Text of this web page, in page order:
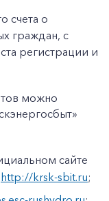
счета о
граждан, с
регистрации и
можно
сайте
http://krsk-sbit.ru;